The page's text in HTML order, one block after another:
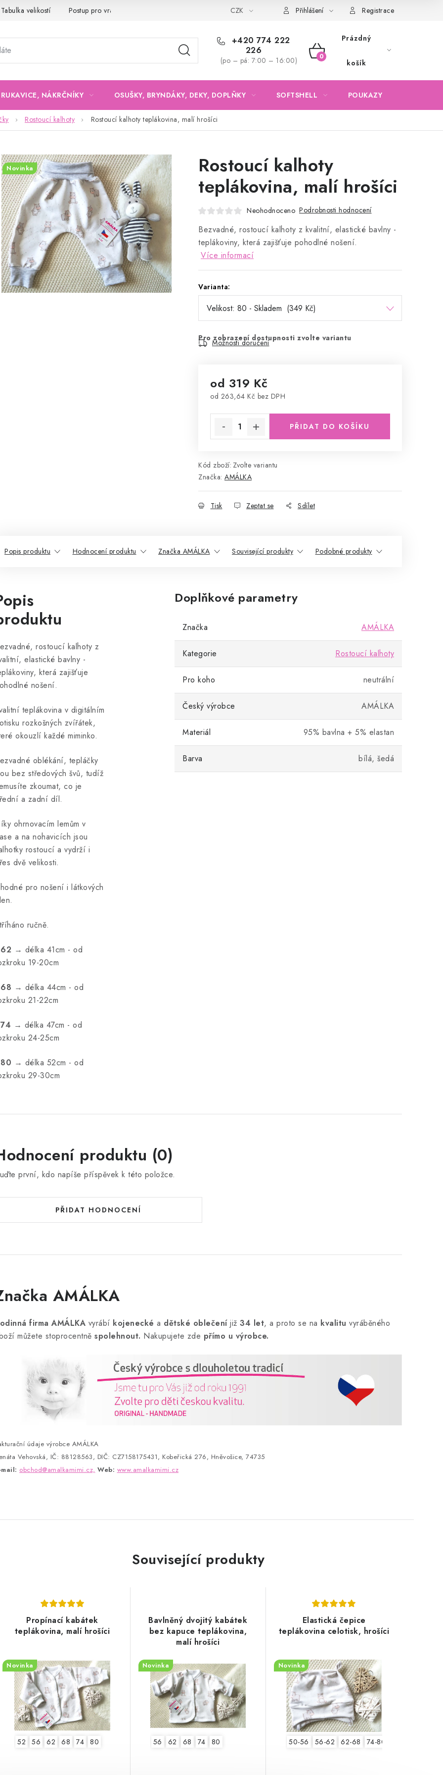
Tabulka velikostí Postup pro vrácení a výměnu Obchodní podmínky Podmínky ochrany osobních údajů
CZK Přihlášení Registrace
+420 774 222
226
(po – pá: 7:00 – 16:00)
NÁKUPNÍ
Prázdný
košík
NÁKRČNÍKY OSUŠKY, BRYNDÁKY, DEKY, DOPLŇKY SOFTSHELL POUKAZY
Rostoucí kalhoty Rostoucí kalhoty teplákovina, malí hrošíci
Rostoucí kalhoty
teplákovina, malí hrošíci
Neohodnoceno Podrobnosti hodnocení
Bezvadné, rostoucí kalhoty z kvalitní, elastické bavlny -
teplákoviny, která zajišťuje pohodlné nošení.
Více informací
Varianta:
Pro zobrazení dostupnosti zvolte variantu
Možnosti doručení
od 319 Kč
od 263,64 Kč bez DPH
PŘIDAT DO KOŠÍKU
Kód zboží: Zvolte variantu
Značka: AMÁLKA
Tisk Zeptat se Sdílet
Novinka
Popis produktu Hodnocení produktu Značka AMÁLKA Související produkty Podobné produkty
rostoucí kalhoty z
elastické bavlny -
která zajišťuje
nošení.
teplákovina v digitálním
rozkošných zvířátek,
okouzlí každé miminko.
oblékání, tepláčky
bez středových švů, tudíž
zkoumat, co je
a zadní díl.
ohrnovacím lemům v
a na nohavicích jsou
rostoucí a vydrží i
dvě velikosti.
pro nošení i látkových
ručně.
→ délka 41cm - od
19-20cm
→ délka 44cm - od
21-22cm
→ délka 47cm - od
24-25cm
→ délka 52cm - od
29-30cm
Doplňkové parametry
Značka AMÁLKA
Kategorie Rostoucí kalhoty
Pro koho neutrální
Český výrobce AMÁLKA
Materiál 95% bavlna + 5% elastan
Barva bílá, šedá
produktu (0)
první, kdo napíše příspěvek k této položce.
PŘIDAT HODNOCENÍ
AMÁLKA
firma AMÁLKA vyrábí kojenecké a dětské oblečeníjiž 34 let, a proto se na kvalitu vyráběného
můžete stoprocentně spolehnout. Nakupujete zde přímo u výrobce.
údaje výrobce AMÁLKA
Vehovská, IČ: 88128563, DIČ: CZ7158175431, Kobeřická 276, Hněvošice, 74735
obchod@amalkamimi.cz, Web: www.amalkamimi.cz
Související produkty
Propínací kabátek
teplákovina, malí hrošíci
Novinka
52 56 62 68 74 80
Bavlněný dvojitý kabátek
bez kapuce teplákovina,
malí hrošíci
Novinka
56 62 68 74 80
Elastická čepice
teplákovina celotisk, hrošíci
Novinka
50-56 56-62 62-68 74-80